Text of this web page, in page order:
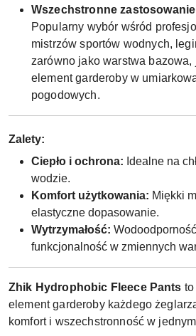
Wszechstronne
Popularny wybór wśród
mistrzów sportów wodnych,
zarówno jako warstwa
element garderoby w
pogodowych.
Zalety:
Ciepło i ochrona: Idealne na
wodzie.
Komfort użytkowania: Miękki
elastyczne dopasowanie.
Wytrzymałość:
funkcjonalność w zmiennych
Zhik Hydrophobic Fleece Pants
element garderoby każdego
komfort i wszechstronność w